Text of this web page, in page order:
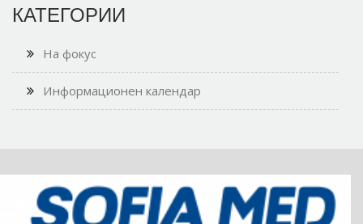
КАТЕГОРИИ
На фокус
Информационен календар